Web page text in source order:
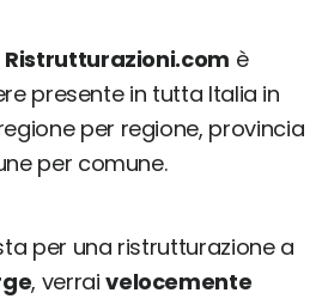
Ristrutturazioni.com è
presente in tutta Italia in
per regione, provincia
per comune.
per una ristrutturazione a
, verraivelocemente